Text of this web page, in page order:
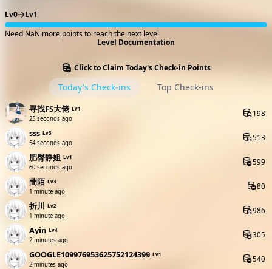
Lv0
Lv1
Need NaN more points to reach the next level
Level Documentation
Click to Claim Today's Check-in Points
Today's Check-ins Top Check-ins
寻找FS大佬 Lv1
27 seconds ago
198
sss Lv3
56 seconds ago
513
肥臀静姐 Lv1
1 minute ago
599
蕳陌 Lv3
1 minute ago
80
折川 Lv2
1 minute ago
986
Ayin Lv4
2 minutes ago
305
GOOGLE109976953625752124399 Lv1
2 minutes ago
540